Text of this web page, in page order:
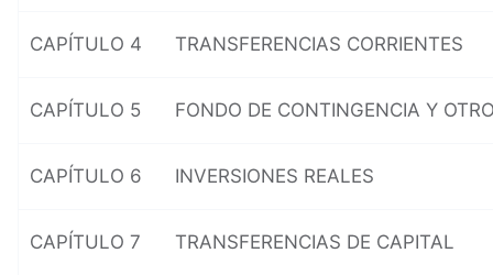
CAPÍTULO 4 TRANSFERENCIAS CORRIENTES
CAPÍTULO 5 FONDO DE CONTINGENCIA Y
CAPÍTULO 6 INVERSIONES REALES
CAPÍTULO 7 TRANSFERENCIAS DE CAPITAL